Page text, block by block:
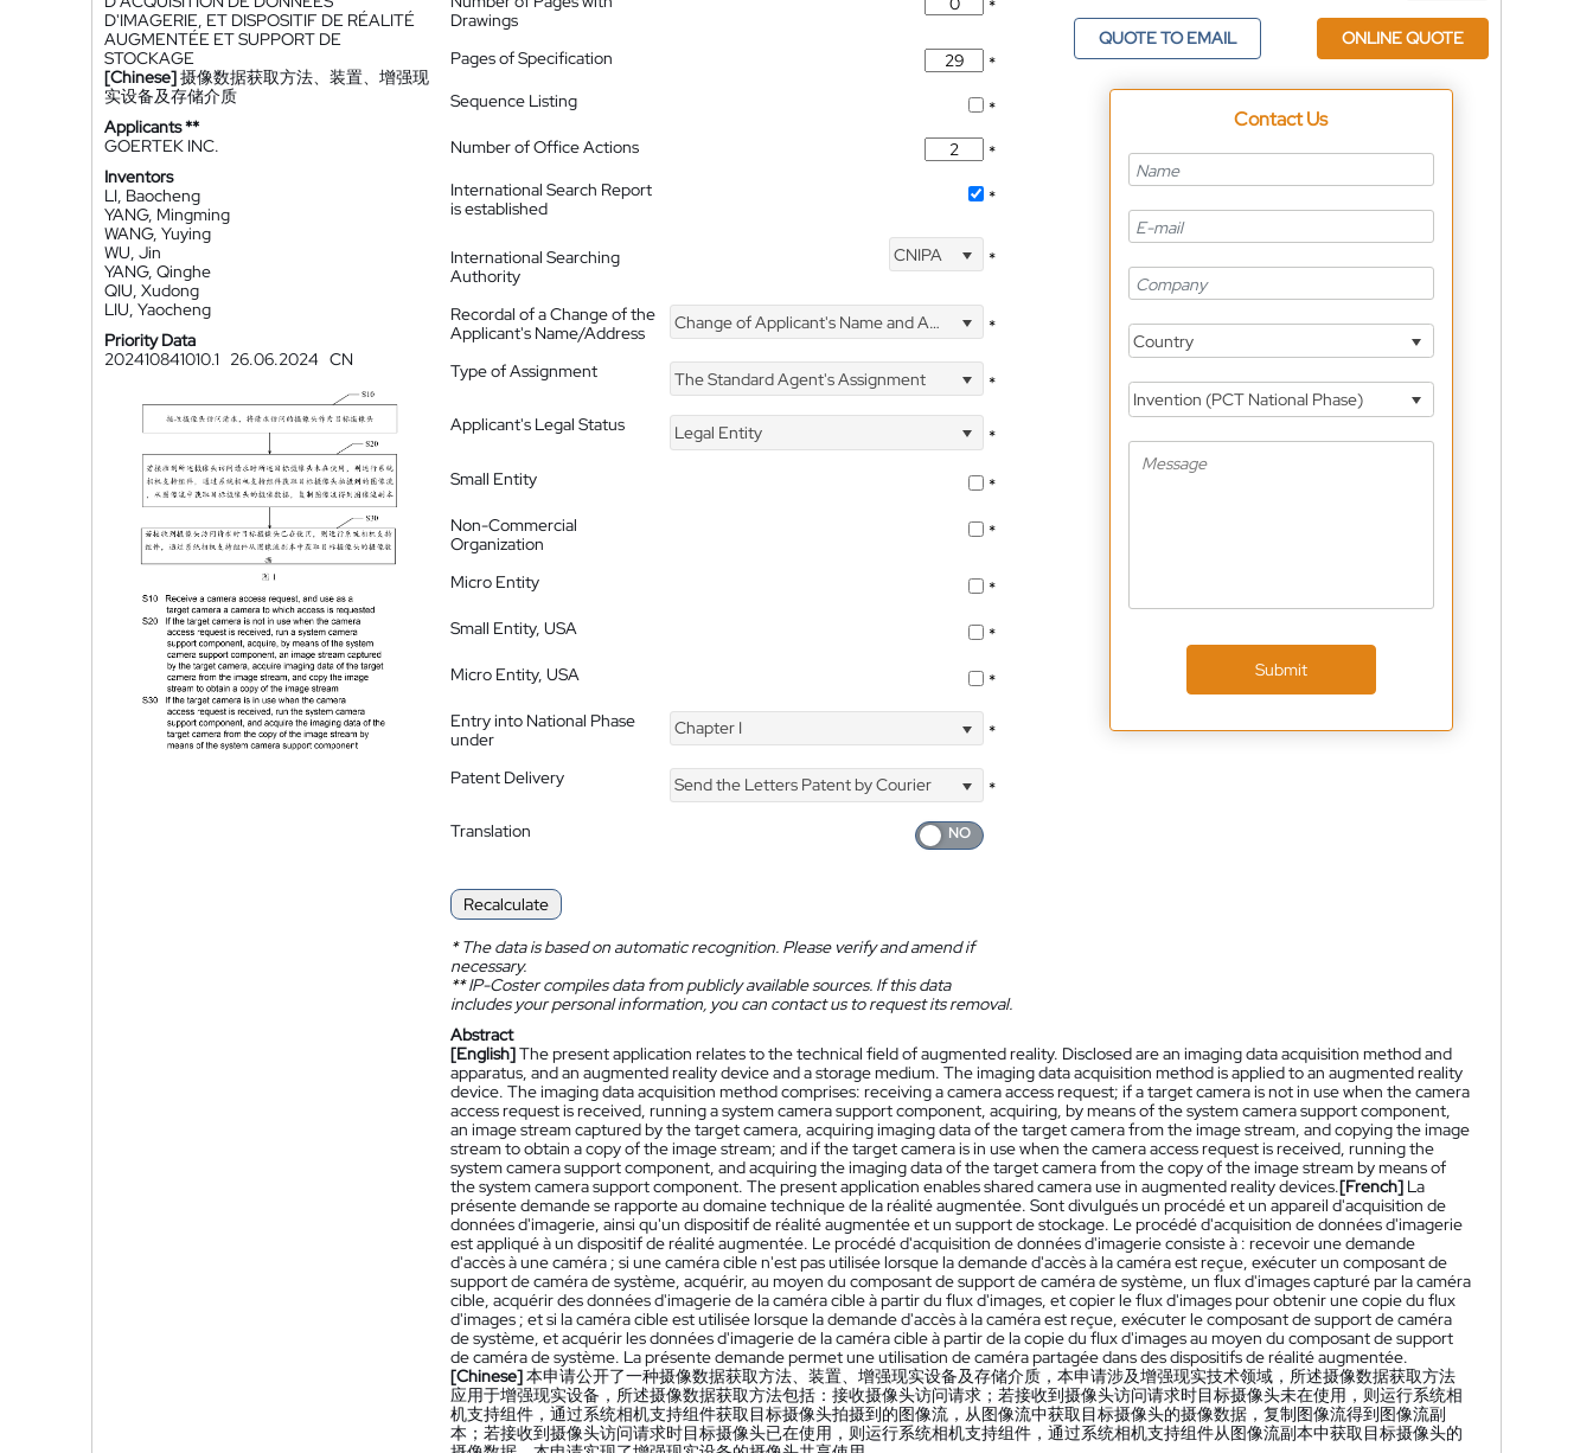
D'IMAGERIE, ET DISPOSITIF DE RÉALITÉ
AUGMENTÉE ET SUPPORT DE
STOCKAGE
[Chinese]摄像数据获取方法、装置、增强现
实设备及存储介质
Applicants **
GOERTEK INC.
Inventors
LI, Baocheng
YANG, Mingming
WANG, Yuying
WU, Jin
YANG, Qinghe
QIU, Xudong
LIU, Yaocheng
Priority Data
202410841010.1
26.06.2024 CN
Drawings
*
Pages of Specification
*
Sequence Listing
*
Number of Office Actions
*
International Search Report
is established
*
International Searching
Authority
CNIPA *
Recordal of a Change of the
Applicant's Name/Address
Change of Applicant's Name and Address *
Type of Assignment The Standard Agent's Assignment
*
Applicant's Legal Status
Legal Entity
*
Small Entity
*
Non-Commercial
Organization
*
Micro Entity
*
Small Entity, USA
*
Micro Entity, USA
*
Entry into National Phase
under
Chapter I *
Patent Delivery Send the Letters Patent by Courier
*
Translation
Recalculate
*The data is based on automatic recognition. Please verify and amend if
necessary.
**IP-Coster compiles data from publicly available sources. If this data
includes your personal information, you can contact us to request its removal.
QUOTE TO EMAIL ONLINE QUOTE
Contact Us
Country
Invention (PCT National Phase)
Submit
Abstract
[English]The present application relates to the technical field of augmented reality. Disclosed are an imaging data acquisition method and
apparatus, and an augmented reality device and a storage medium. The imaging data acquisition method is applied to an augmented reality
device. The imaging data acquisition method comprises: receiving a camera access request; if a target camera is not in use when the camera
access request is received, running a system camera support component, acquiring, by means of the system camera support component,
an image stream captured by the target camera, acquiring imaging data of the target camera from the image stream, and copying the image
stream to obtain a copy of the image stream; and if the target camera is in use when the camera access request is received, running the
system camera support component, and acquiring the imaging data of the target camera from the copy of the image stream by means of
the system camera support component. The present application enables shared camera use in augmented reality devices.[French] La
présente demande se rapporte au domaine technique de la réalité augmentée. Sont divulgués un procédé et un appareil d'acquisition de
données d'imagerie, ainsi qu'un dispositif de réalité augmentée et un support de stockage. Le procédé d'acquisition de données d'imagerie
est appliqué à un dispositif de réalité augmentée. Le procédé d'acquisition de données d'imagerie consiste à : recevoir une demande
d'accès à une caméra ; si une caméra cible n'est pas utilisée lorsque la demande d'accès à la caméra est reçue, exécuter un composant de
support de caméra de système, acquérir, au moyen du composant de support de caméra de système, un flux d'images capturé par la caméra
cible, acquérir des données d'imagerie de la caméra cible à partir du flux d'images, et copier le flux d'images pour obtenir une copie du flux
d'images ; et si la caméra cible est utilisée lorsque la demande d'accès à la caméra est reçue, exécuter le composant de support de caméra
de système, et acquérir les données d'imagerie de la caméra cible à partir de la copie du flux d'images au moyen du composant de support
de caméra de système. La présente demande permet une utilisation de caméra partagée dans des dispositifs de réalité augmentée.
[Chinese]本申请公开了一种摄像数据获取方法、装置、增强现实设备及存储介质，本申请涉及增强现实技术领域，所述摄像数据获取方法
应用于增强现实设备，所述摄像数据获取方法包括：接收摄像头访问请求；若接收到摄像头访问请求时目标摄像头未在使用，则运行系统相
机支持组件，通过系统相机支持组件获取目标摄像头拍摄到的图像流，从图像流中获取目标摄像头的摄像数据，复制图像流得到图像流副
本；若接收到摄像头访问请求时目标摄像头已在使用，则运行系统相机支持组件，通过系统相机支持组件从图像流副本中获取目标摄像头的